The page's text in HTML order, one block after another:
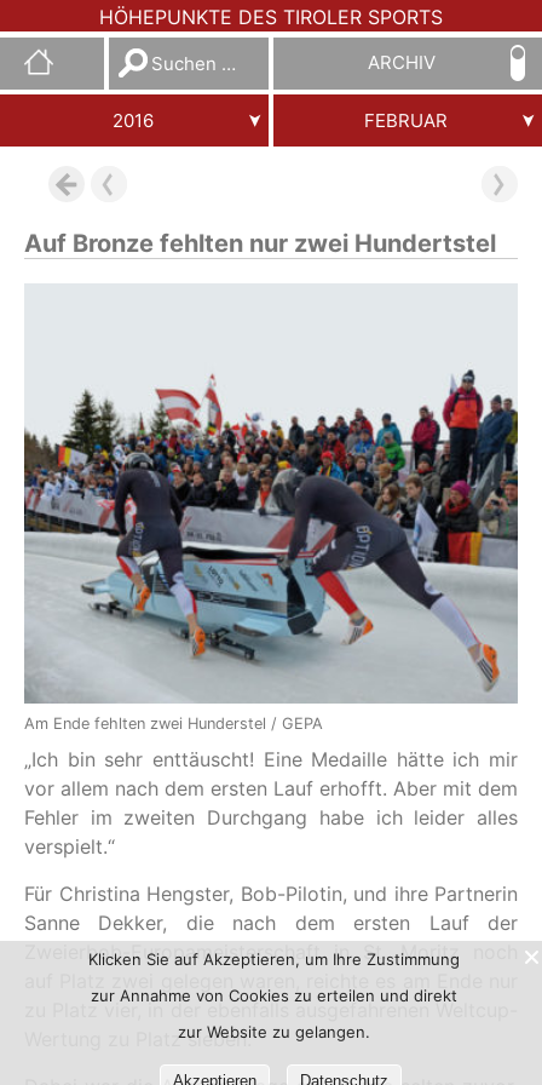
HÖHEPUNKTE DES TIROLER SPORTS
Suchen
nach:
ARCHIV
2016 FEBRUAR
Auf Bronze fehlten nur zwei Hundertstel
Am Ende fehlten zwei Hunderstel / GEPA
„Ich bin sehr enttäuscht! Eine Medaille hätte ich mir
vor allem nach dem ersten Lauf erhofft. Aber mit dem
Fehler im zweiten Durchgang habe ich leider alles
verspielt.“
Für Christina Hengster, Bob-Pilotin, und ihre Partnerin
Sanne Dekker, die nach dem ersten Lauf der
Zweierbob-Europameisterschaft in St. Moritz noch
Wertung zu Platz sieben.
Klicken Sie auf Akzeptieren, um Ihre Zustimmung
zur Annahme von Cookies zu erteilen und direkt
zur Website zu gelangen.
Akzeptieren Datenschutz